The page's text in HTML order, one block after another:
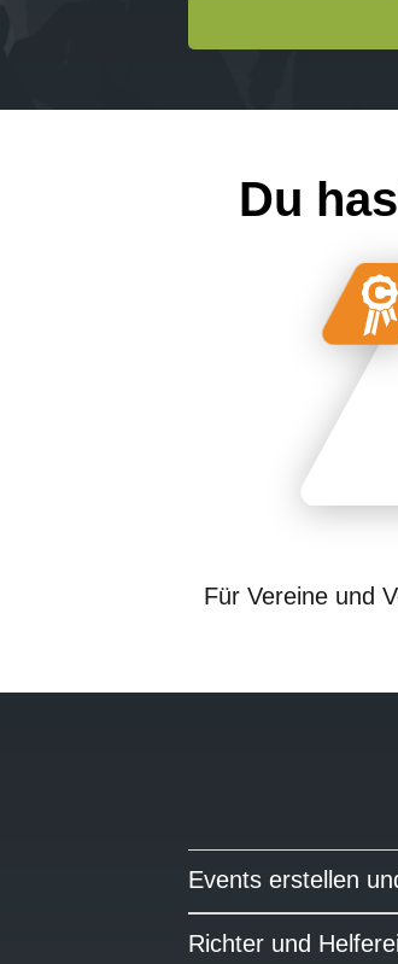
Du
Für Vereine und
Events erstellen
Richter und